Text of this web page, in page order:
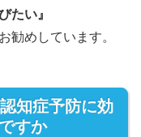
たい』
勧めしています。
知症予防に効
すか